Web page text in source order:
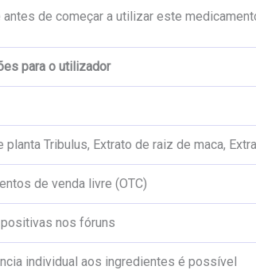
de começar a utilizar este
para o utilizador
planta Tribulus, Extrato de raiz de maca,
de venda livre (OTC)
nos fóruns
individual aos ingredientes é possível